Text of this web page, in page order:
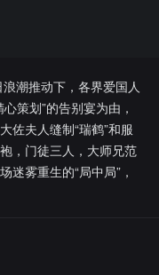
潮推动下，各界爱国人
策划”的告别宴为由，
佐夫人缝制“瑞鹤”和服
，门徒三人，大师兄范
雾重生的“局中局”，